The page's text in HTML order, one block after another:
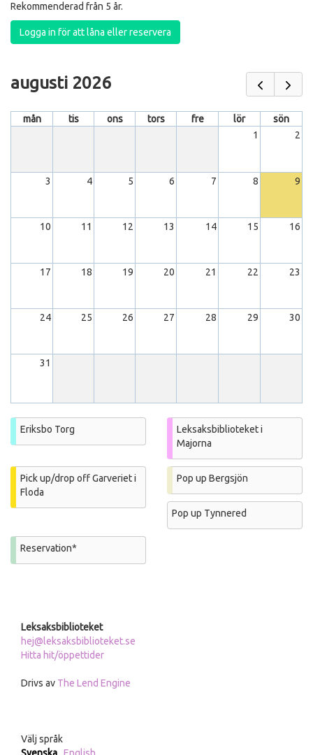
Rekommenderad från 5 år.
Logga in för att låna eller reservera
augusti 2026
mån tis ons tors fre lör
sön
1
2
3 4 5 6 7 8 9
10 11 12 13 14 15 16
17 18 19 20 21 22 23
24 25 26 27 28 29 30
31
Eriksbo Torg
Leksaksbiblioteket i
Majorna
Pick up/drop off Garveriet i
Floda
Pop up Bergsjön
Pop up Tynnered
Reservation*
Leksaksbiblioteket
hej@leksaksbiblioteket.se
Hitta hit/öppettider
Drivs av The Lend Engine
Välj språk